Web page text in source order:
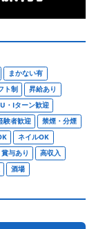
まかない有
ト制
昇給あり
U・Iターン歓迎
験者歓迎
禁煙・分煙
ネイルOK
賞与あり
高収入
酒場